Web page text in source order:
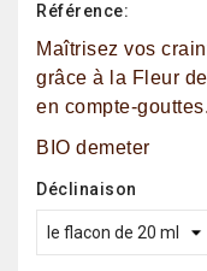
Référence:
Maîtrisez vos
grâce à la Fleur
en compte-gouttes.
BIO demeter
Déclinaison